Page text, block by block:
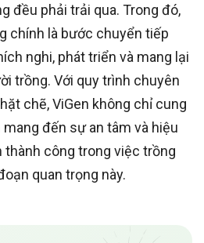
đều phải trải qua. Trong đó,
chính là bước chuyển tiếp
nghi, phát triển và mang lại
trồng. Với quy trình chuyên
chẽ, ViGen không chỉ cung
đến sự an tâm và hiệu
thành công trong việc trồng
quan trọng này.